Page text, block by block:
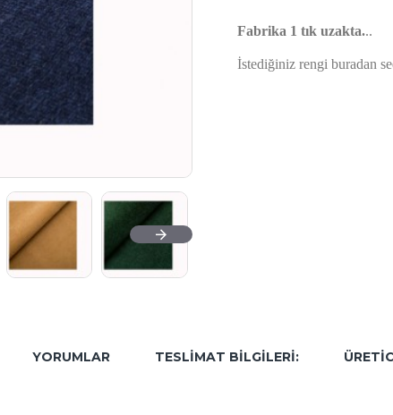
Fabrika 1 tık uzakta...
İstediğiniz rengi buradan
YORUMLAR TESLIMAT BILGILERI: